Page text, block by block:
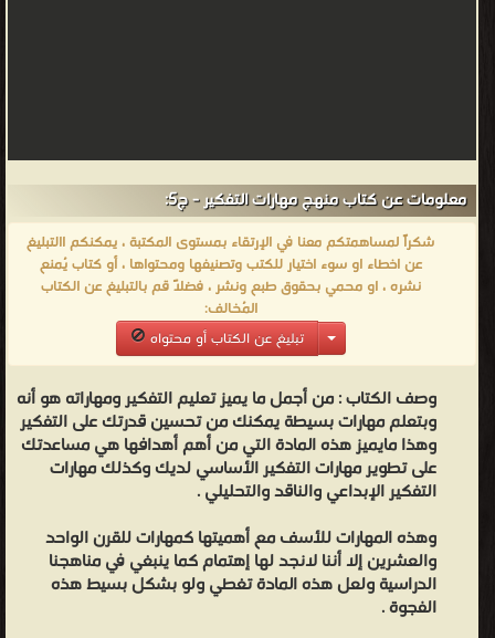
معلومات عن كتاب منهج مهارات التفكير - ج5:
شكراً لمساهمتكم معنا في الإرتقاء بمستوى المكتبة ، يمكنكم االتبليغ
عن اخطاء او سوء اختيار للكتب وتصنيفها ومحتواها ، أو كتاب يُمنع
نشره ، او محمي بحقوق طبع ونشر ، فضلاً قم بالتبليغ عن الكتاب
المُخالف:
تبليغ عن الكتاب أو محتواه
وصف الكتاب :من أجمل ما يميز تعليم التفكير ومهاراته هو أنه
وبتعلم مهارات بسيطة يمكنك من تحسين قدرتك على التفكير
وهذا مايميز هذه المادة التي من أهم أهدافها هي مساعدتك
على تطوير مهارات التفكير الأساسي لديك وكذلك مهارات
التفكير الإبداعي والناقد والتحليلي .
وهذه المهارات للأسف مع أهميتها كمهارات للقرن الواحد
والعشرين إلا أننا لانجد لها إهتمام كما ينبغي في مناهجنا
الدراسية ولعل هذه المادة تغطي ولو بشكل بسيط هذه
الفجوة .